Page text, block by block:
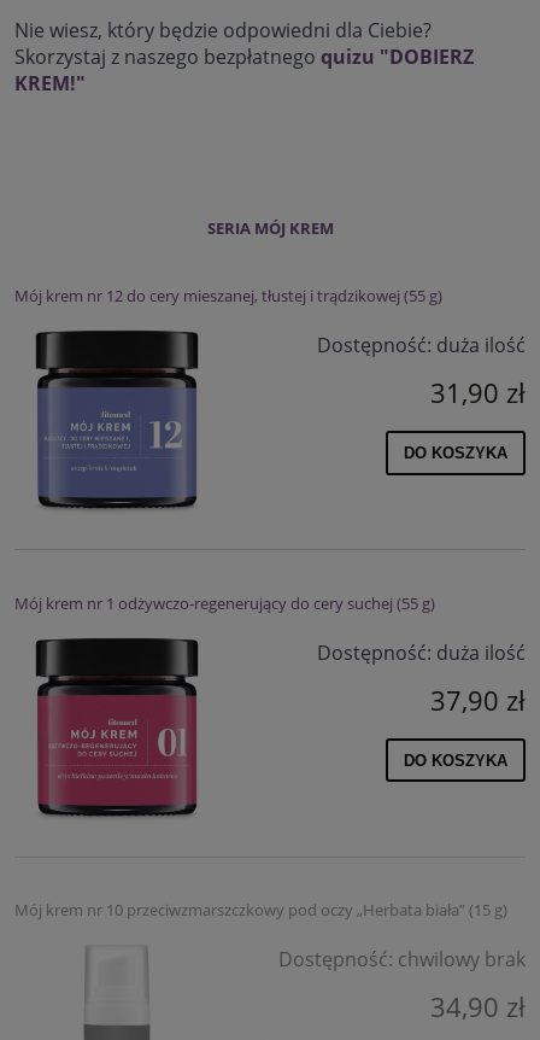
Nie wiesz, który będzie odpowiedni dla Ciebie?
Skorzystaj z naszego bezpłatnego quizu "DOBIERZ
KREM!"
SERIA MÓJ KREM
Mój krem nr 12 do cery mieszanej, tłustej i trądzikowej (55 g)
Dostępność: duża ilość
31,90 zł
DO KOSZYKA
Mój krem nr 1 odżywczo-regenerujący do cery suchej (55 g)
Dostępność: duża ilość
37,90 zł
DO KOSZYKA
Mój krem nr 10 przeciwzmarszczkowy pod oczy „Herbata biała” (15 g)
Dostępność: chwilowy brak
34,90 zł